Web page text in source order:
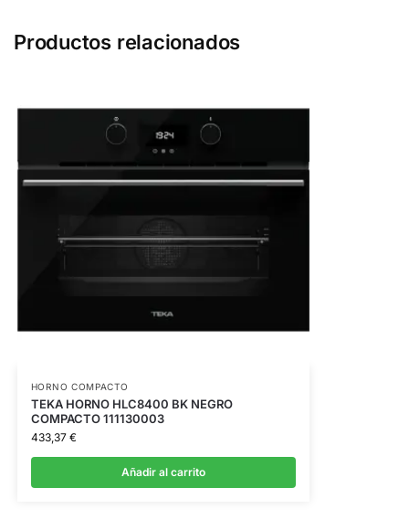
Productos relacionados
HORNO COMPACTO
TEKA HORNO HLC8400 BK NEGRO
COMPACTO 111130003
433,37 €
Añadir al carrito